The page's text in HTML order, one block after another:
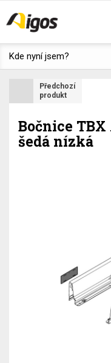
Kde nyní jsem?
Předchozí
produkt
Bočnice
šedá nízká